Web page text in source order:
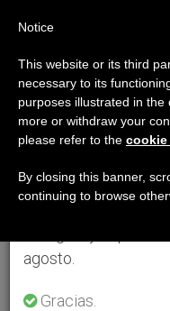
Aviso
Del 27 de julio al
anual,
se generan menos
agosto.
Gracias.
Notice
This website or its third
necessary to its
purposes illustrated in the
more or withdraw your
please refer to the
By closing this banner,
continuing to browse